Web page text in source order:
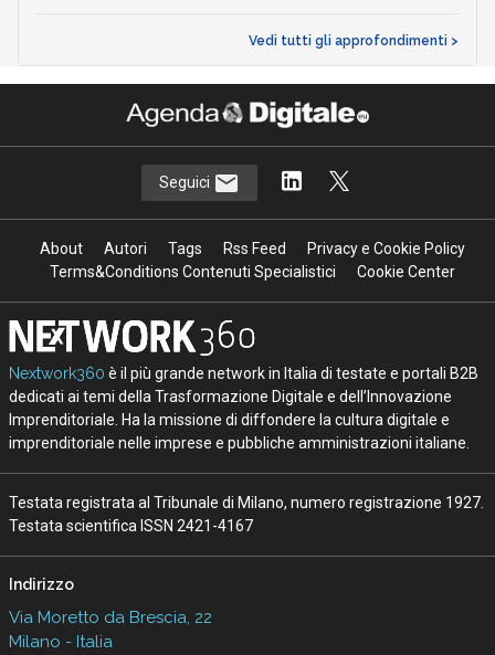
Vedi tutti gli approfondimenti >
Seguici
About Autori Tags Rss Feed
Privacy e Cookie Policy
Terms&Conditions Contenuti Specialistici
Cookie Center
Nextwork360 è il più grande network in Italia di testate e portali B2B
dedicati ai temi della Trasformazione Digitale e dell’Innovazione
Imprenditoriale. Ha la missione di diffondere la cultura digitale e
imprenditoriale nelle imprese e pubbliche amministrazioni italiane.
Testata registrata al Tribunale di Milano, numero registrazione 1927.
Testata scientifica ISSN 2421-4167
Indirizzo
Via Moretto da Brescia, 22
Milano - Italia